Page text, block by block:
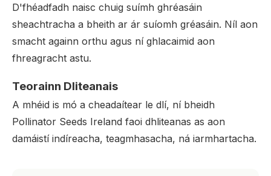
D'fhéadfadh naisc chuig suímh ghréasáin
sheachtracha a bheith ar ár suíomh gréasáin. Níl aon
smacht againn orthu agus ní ghlacaimid aon
fhreagracht astu.
Teorainn Dliteanais
A mhéid is mó a cheadaítear le dlí, ní bheidh
Pollinator Seeds Ireland faoi dhliteanas as aon
damáistí indíreacha, teagmhasacha, ná iarmhartacha.